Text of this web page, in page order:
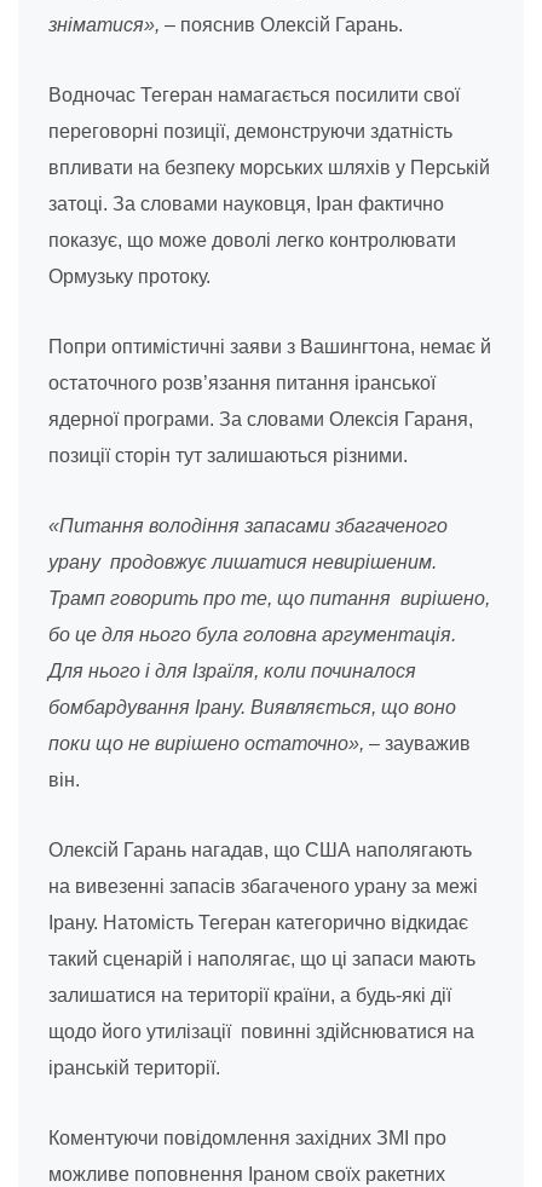
зніматися», – пояснив Олексій Гарань.
Водночас Тегеран намагається посилити свої
переговорні позиції, демонструючи здатність
впливати на безпеку морських шляхів у Перській
затоці. За словами науковця, Іран фактично
показує, що може доволі легко контролювати
Ормузьку протоку.
Попри оптимістичні заяви з Вашингтона, немає й
остаточного розв’язання питання іранської
ядерної програми. За словами Олексія Гараня,
позиції сторін тут залишаються різними.
«Питання володіння запасами збагаченого
урану продовжує лишатися невирішеним.
Трамп говорить про те, що питання вирішено,
бо це для нього була головна аргументація.
Для нього і для Ізраїля, коли починалося
бомбардування Ірану. Виявляється, що воно
поки що не вирішено остаточно», – зауважив
він.
Олексій Гарань нагадав, що США наполягають
на вивезенні запасів збагаченого урану за межі
Ірану. Натомість Тегеран категорично відкидає
такий сценарій і наполягає, що ці запаси мають
залишатися на території країни, а будь-які дії
щодо його утилізації повинні здійснюватися на
іранській території.
Коментуючи повідомлення західних ЗМІ про
можливе поповнення Іраном своїх ракетних